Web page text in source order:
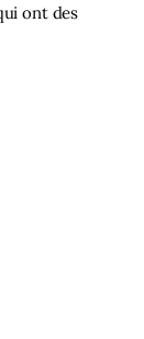
ont des